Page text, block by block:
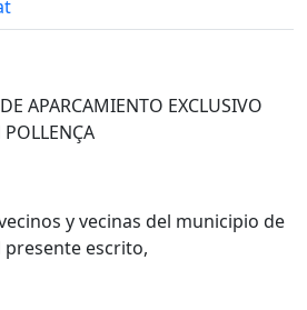
APARCAMIENTO EXCLUSIVO
POLLENÇA
y vecinas del municipio de
presente escrito,